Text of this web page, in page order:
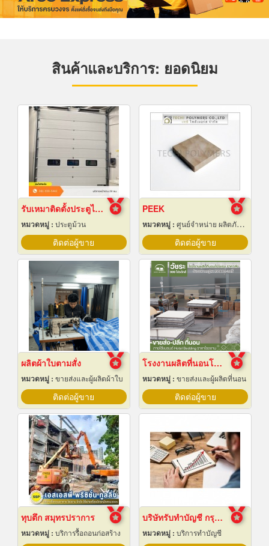
สินค้าและบริการ: ยอดนิยม
รับเหมาติดตั้งประตูไฮสปีดดอร์
หมวดหมู่ : ประตูม้วน
ติดต่อผู้ขาย
PEEK
หมวดหมู่ : ศูนย์จำหน่าย ผลิตภัณฑ์พลาสติกชนิดแท่ง ท่อ แผ่นและสาย
ติดต่อผู้ขาย
ผลิตผ้าใบตามสั่ง
หมวดหมู่ : ขายส่งและผู้ผลิตผ้าใบ
ติดต่อผู้ขาย
โรงงานผลิตที่นอนโรงแรม
หมวดหมู่ : ขายส่งและผู้ผลิตที่นอน
ติดต่อผู้ขาย
ทุบตึก สมุทรปราการ
หมวดหมู่ : บริการรื้อถอนก่อสร้าง
บริษัทรับทำบัญชี กรุงเทพ
หมวดหมู่ : บริการทำบัญชี